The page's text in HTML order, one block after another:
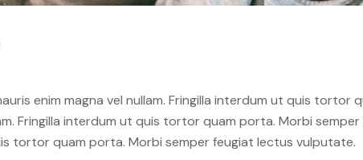
enim magna vel nullam. Fringilla interdum ut quis
Fringilla interdum ut quis tortor quam porta. Morbi
tortor quam porta. Morbi semper feugiat lectus vulputate.